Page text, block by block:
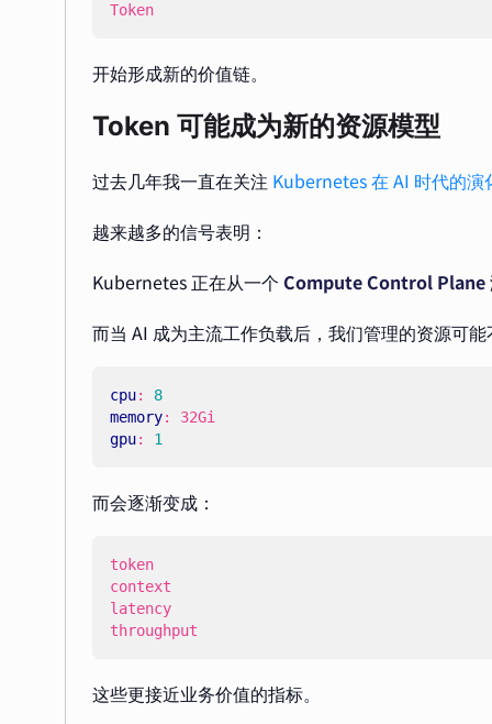
Token
开始形成新的价值链。
Token 可能成为新的资源模型
过去几年我一直在关注 Kubernetes 在 AI 时代的演
越来越多的信号表明：
Kubernetes 正在从一个 Compute Control Plane
而当 AI 成为主流工作负载后，我们管理的资源可能
cpu:
8
memory:
32Gi
gpu: 1
而会逐渐变成：
throughput
这些更接近业务价值的指标。